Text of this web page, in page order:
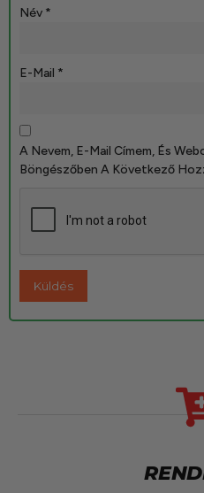
Név *
E-Mail *
A Nevem, E-Mail Címem, És
Böngészőben A Következő